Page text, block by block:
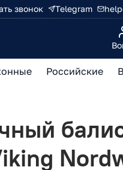
звонок Telegram
Российские